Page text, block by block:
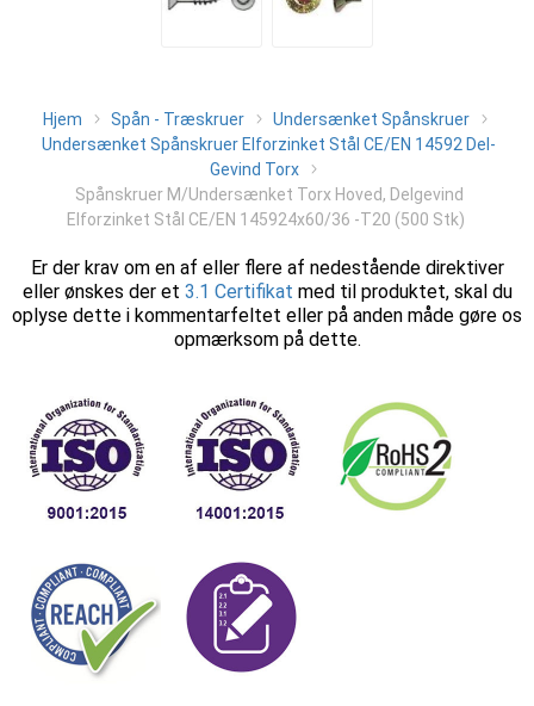
Hjem Spån - Træskruer
Undersænket Spånskruer
Undersænket Spånskruer Elforzinket Stål CE/EN 14592 Del-
Gevind Torx
Spånskruer M/Undersænket Torx Hoved, Delgevind
Elforzinket Stål CE/EN 145924x60/36 -T20 (500 Stk)
Er der krav om en af eller flere af nedestående direktiver
eller ønskes der et 3.1 Certifikat med til produktet, skal du
oplyse dette i kommentarfeltet eller på anden måde gøre os
opmærksom på dette.